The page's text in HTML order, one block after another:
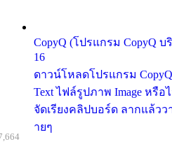
CopyQ (โปรแกรม CopyQ
16
ดาวน์โหลดโปรแกรม
Text ไฟล์รูปภาพ Image หรื
จัดเรียงคลิปบอร์ด ลากแล้ว
ายๆ